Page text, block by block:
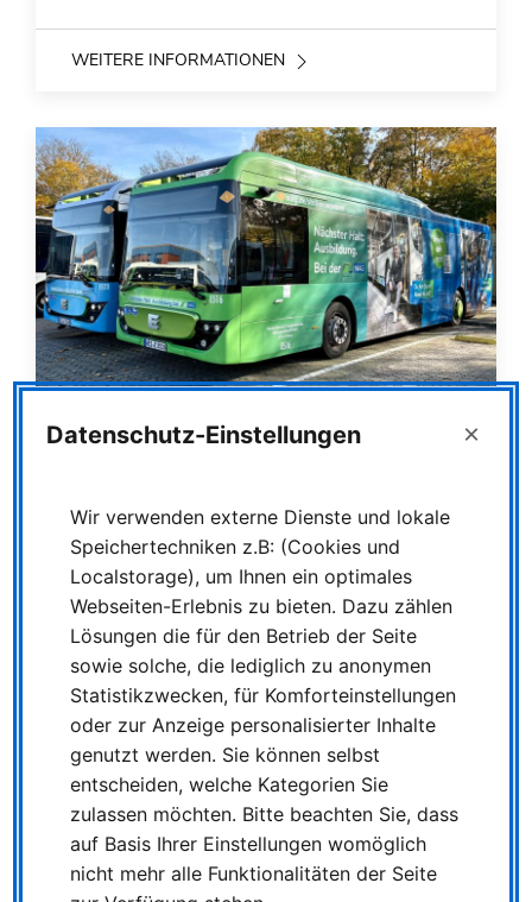
WEITERE INFORMATIONEN
Karrierestarter gesucht: NIAG
Fotowettbewerb „Schnapp
den Job-Bus!” auf
Jetzt fotografieren und Einkaufsgutscheine
gewinnen
Die Niederrheinische Verkehrsbetriebe AG
(NIAG) sucht Verstärkung und bringt ihre
Recruiting-Kampagne auf die Straße: Vier
auffällig gestaltete Busse sind seit Kurzem im
Kreis Wesel und im Kreis Kleve sowie im
westlichen Duisburg unterwegs, die mit
großflächigen Motiven auf die Berufschancen
Datenschutz-Einstellungen ×
Wir verwenden externe Dienste und lokale
Speichertechniken z.B: (Cookies und
Localstorage), um Ihnen ein optimales
Webseiten-Erlebnis zu bieten. Dazu zählen
Lösungen die für den Betrieb der Seite
sowie solche, die lediglich zu anonymen
Statistikzwecken, für Komforteinstellungen
oder zur Anzeige personalisierter Inhalte
genutzt werden. Sie können selbst
entscheiden, welche Kategorien Sie
zulassen möchten. Bitte beachten Sie, dass
auf Basis Ihrer Einstellungen womöglich
nicht mehr alle Funktionalitäten der Seite